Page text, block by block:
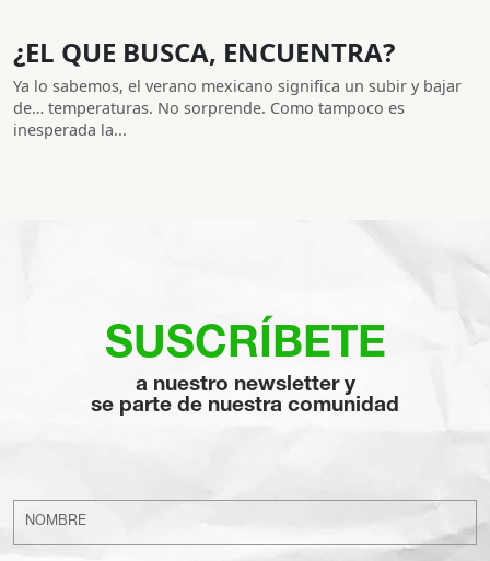
¿EL QUE BUSCA, ENCUENTRA?
Ya lo sabemos, el verano mexicano significa un subir y bajar
de… temperaturas. No sorprende. Como tampoco es
inesperada la...
SUSCRÍBETE
a nuestro newsletter y
se parte de nuestra comunidad